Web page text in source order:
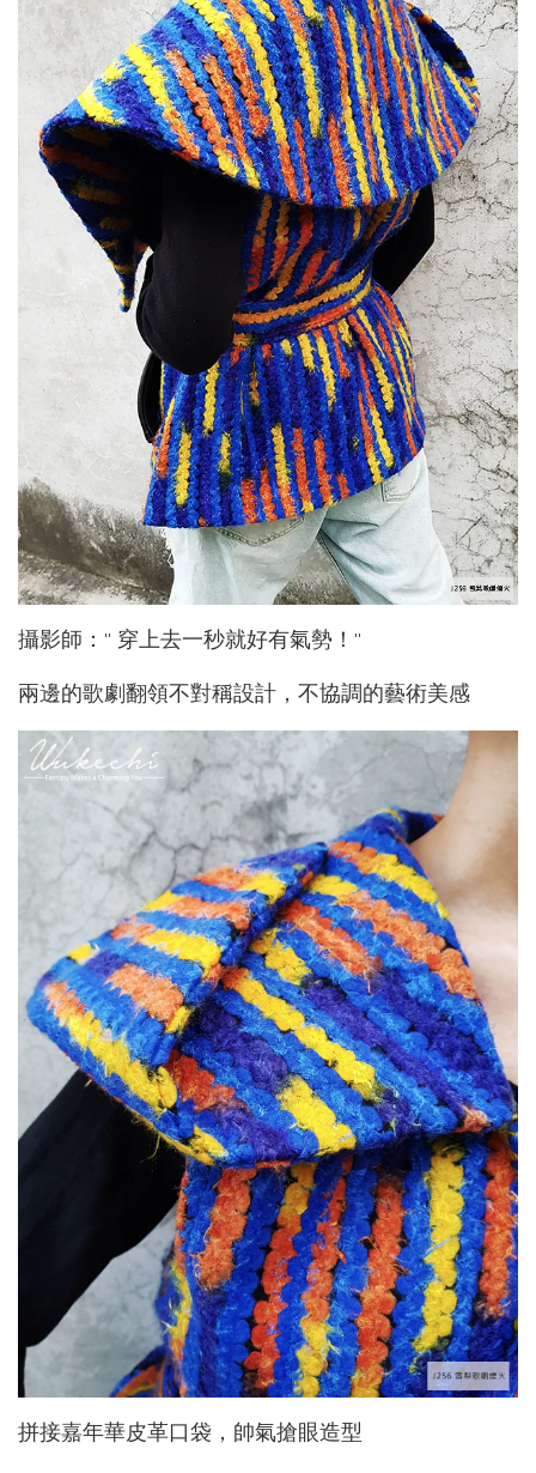
攝影師：" 穿上去一秒就好有氣勢！"
兩邊的歌劇翻領不對稱設計，不協調的藝術美感
拼接嘉年華皮革口袋，帥氣搶眼造型